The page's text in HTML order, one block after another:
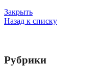
Закрыть
Назад к списку
Рубрики